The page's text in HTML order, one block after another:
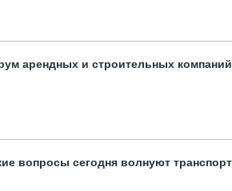
арендных и строительных компаний
вопросы сегодня волнуют